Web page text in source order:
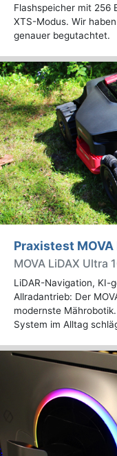
Flashspeicher mit 256
XTS-Modus. Wir
genauer begutachtet.
Praxistest
MOVA LiDAX Ultra
LiDAR-Navigation, KI-
Allradantrieb: Der
modernste
System im Alltag